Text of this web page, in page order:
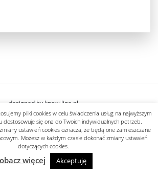
designed by know-line.pl
pliki cookies w celu świadczenia usług na najwyższym
dostosowuje się ona do Twoich indywidualnych potrzeb.
ustawień cookies oznacza, że będą one zamieszczane
Możesz w każdym czasie dokonać zmiany ustawień
dotyczących cookies.
więcej Akceptuję